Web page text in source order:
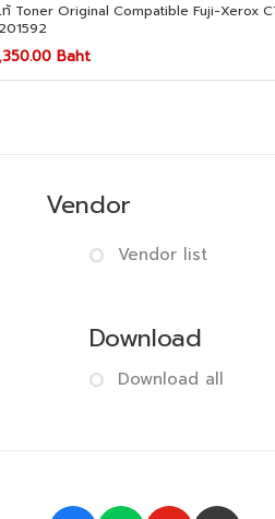
Toner Original Compatible Fuji-Xerox
Baht
Vendor
Vendor list
Download
Download all